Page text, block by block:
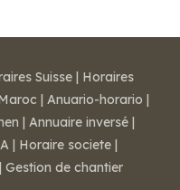
Suisse | Horaires
| Anuario-horario |
| Annuaire inversé |
| Horaire societe |
| Gestion de chantier